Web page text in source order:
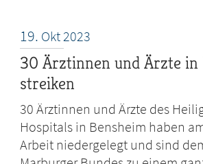
19. Okt2023
30 Ärztinnen und Ärzte in
streiken
30 Ärztinnen und Ärzte des
Hospitals in Bensheim haben
Arbeit niedergelegt und sind